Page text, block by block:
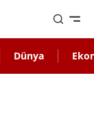
Dünya